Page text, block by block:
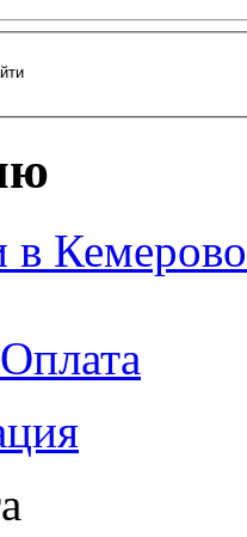
Кемерово